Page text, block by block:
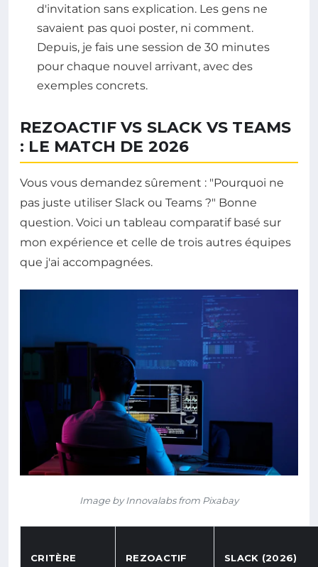
d'invitation sans explication. Les gens ne
savaient pas quoi poster, ni comment.
Depuis, je fais une session de 30 minutes
pour chaque nouvel arrivant, avec des
exemples concrets.
REZOACTIF VS SLACK VS TEAMS
: LE MATCH DE 2026
Vous vous demandez sûrement : "Pourquoi ne
pas juste utiliser Slack ou Teams ?" Bonne
question. Voici un tableau comparatif basé sur
mon expérience et celle de trois autres équipes
que j'ai accompagnées.
Image by Innovalabs from Pixabay
CRITÈRE REZOACTIF SLACK (2026)